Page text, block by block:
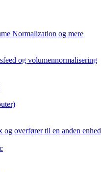
Normalization og mere
og volumennormalisering
og overfører til en anden enhed